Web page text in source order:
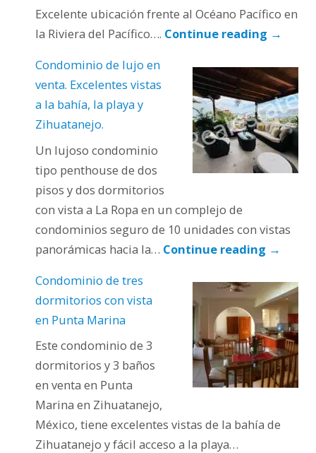
Excelente ubicación frente al Océano Pacífico en
la Riviera del Pacífico…. Continue reading →
Condominio de lujo en
venta. Excelentes vistas
a la bahía, la playa y
Zihuatanejo.
Un lujoso condominio
tipo penthouse de dos
pisos y dos dormitorios
con vista a La Ropa en un complejo de
condominios seguro de 10 unidades con vistas
panorámicas hacia la… Continue reading →
Condominio de tres
dormitorios con vista
en Punta Marina
Este condominio de 3
dormitorios y 3 baños
en venta en Punta
Marina en Zihuatanejo,
México, tiene excelentes vistas de la bahía de
Zihuatanejo y fácil acceso a la playa…